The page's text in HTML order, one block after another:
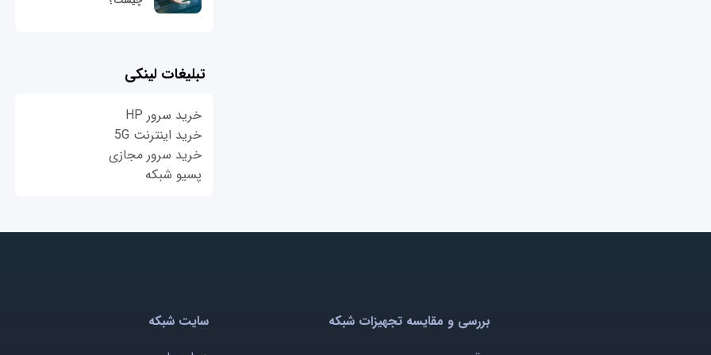
تبلیغات لینکی
خرید سرور HP
خرید اینترنت 5G
خرید سرور مجازی
پسیو شبکه
بررسی و مقایسه تجهیزات شبکه
سایت شبکه